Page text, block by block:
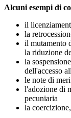
Alcuni esempi di
il
la
il mutamento
la riduzione
la
dell'accesso
le note di
l'adozione di
pecuniaria
la